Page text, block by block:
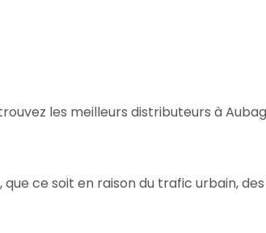
les meilleurs distributeurs à
ce soit en raison du trafic urbain,